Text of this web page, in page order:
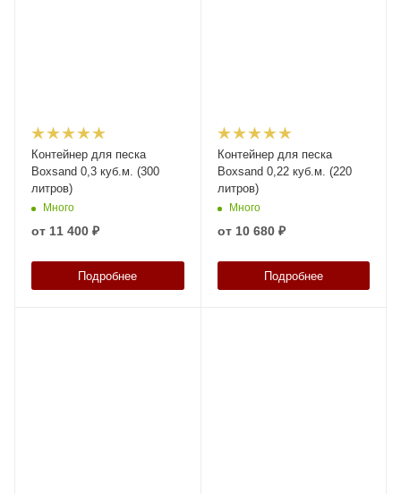
Контейнер для песка
Boxsand 0,3 куб.м. (300
литров)
Много
от 11 400 ₽
Подробнее
Контейнер для песка
Boxsand 0,22 куб.м. (220
литров)
Много
от 10 680 ₽
Подробнее